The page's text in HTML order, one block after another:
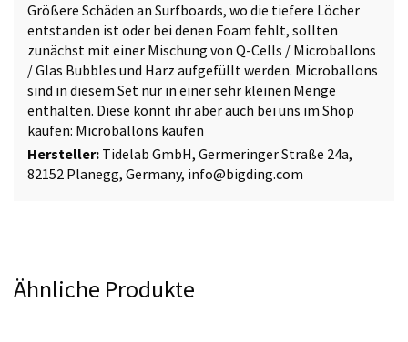
Größere Schäden an Surfboards, wo die tiefere Löcher
entstanden ist oder bei denen Foam fehlt, sollten
zunächst mit einer Mischung von Q-Cells / Microballons
/ Glas Bubbles und Harz aufgefüllt werden. Microballons
sind in diesem Set nur in einer sehr kleinen Menge
enthalten. Diese könnt ihr aber auch bei uns im Shop
kaufen: Microballons kaufen
Hersteller: Tidelab GmbH, Germeringer Straße 24a,
82152 Planegg, Germany, info@bigding.com
Ähnliche Produkte